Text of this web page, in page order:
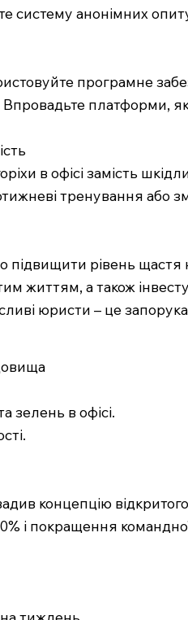
систему анонімних
програмне
платформи,
в офісі замість
тренування або
підвищити рівень
життям, а також
юристи – це
зелень в офісі.
концепцію
і покращення